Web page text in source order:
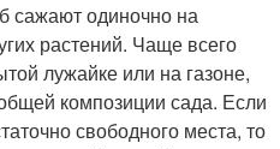
сажают одиночно на
растений. Чаще всего
лужайке или на газоне,
композиции сада. Если
свободного места, то